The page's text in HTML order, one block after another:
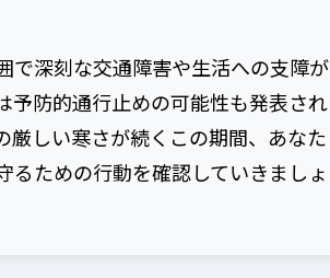
で深刻な交通障害や生活への支障が
予防的通行止めの可能性も発表され
厳しい寒さが続くこの期間、あなた
ための行動を確認していきましょ